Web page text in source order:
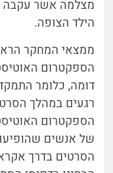
מצלמה אשר עקבה
הילד הצופה.
ממצאי המחקר
הספקטרום
דומה, כלומר
רגעים במהלך
הספקטרום
של אנשים
הסרטים בדרך